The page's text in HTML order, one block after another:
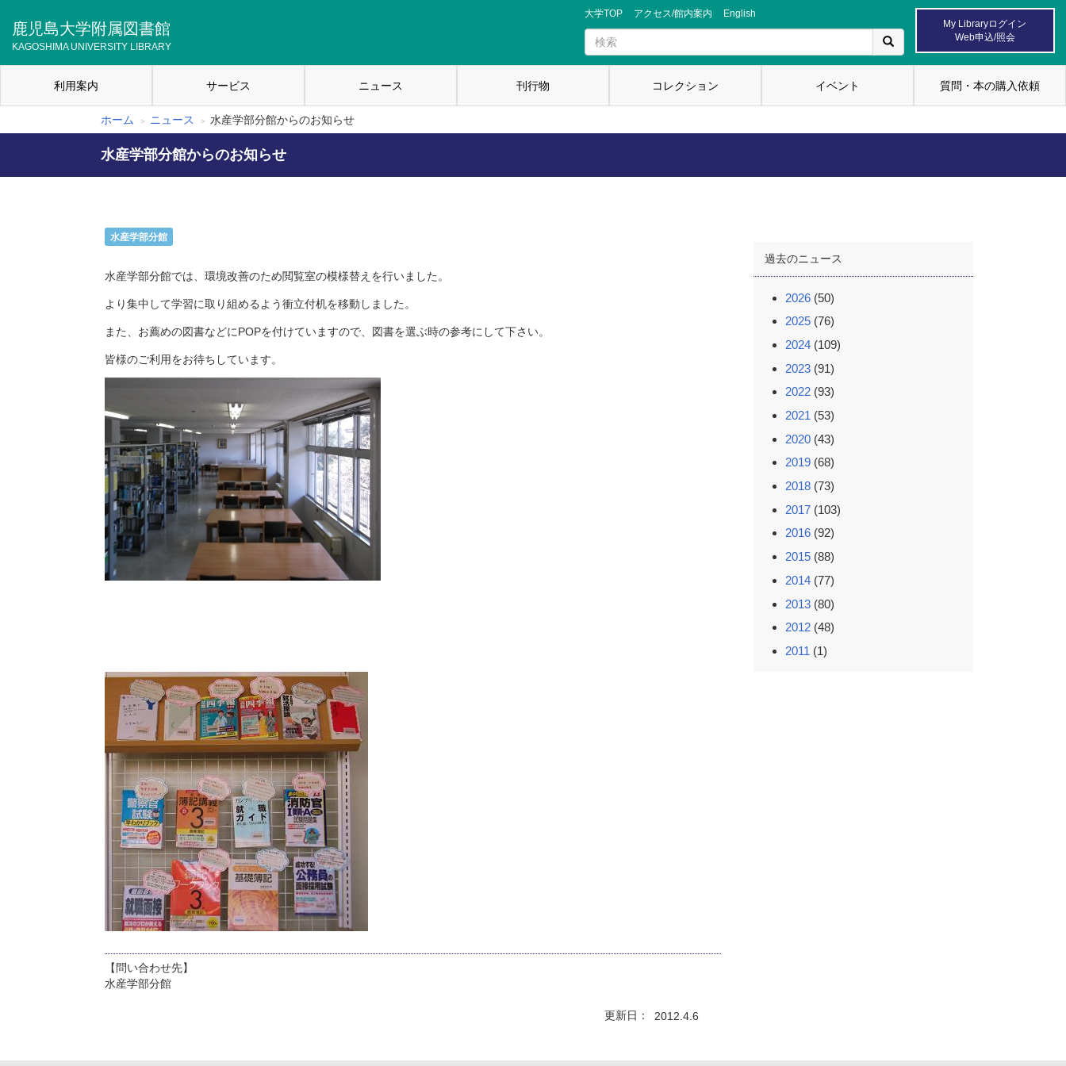
ン
に
鹿児島大学附属図書館
KAGOSHIMA UNIVERSITY LIBRARY
大学TOP アクセス/館内案内
English
My Libraryログイン
Web申込/照会
ナ
利用案内 サービス ニュース 刊行物 コレクション イベント 質問・本の購入依頼
パ
ホーム ニュース 水産学部分館からのお知らせ
水産学部分館からのお知らせ
水産学部分館
水産学部分館では、環境改善のため閲覧室の模様替えを行いました。
より集中して学習に取り組めるよう衝立付机を移動しました。
また、お薦めの図書などにPOPを付けていますので、図書を選ぶ時の参考にして下さい。
皆様のご利用をお待ちしています。
【問い合わせ先】
水産学部分館
更新日 2012.4.6
過去のニュース
2026(50)
2025(76)
2024(109)
2023(91)
2022(93)
2021 (53)
2020(43)
2019(68)
2018(73)
2017(103)
2016(92)
2015(88)
2014(77)
2013(80)
2012(48)
2011 (1)